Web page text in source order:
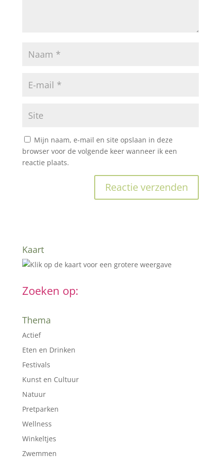
Mijn naam, e-mail en site opslaan in deze
browser voor de volgende keer wanneer ik een
reactie plaats.
Kaart
Zoeken op:
Thema
Actief
Eten en Drinken
Festivals
Kunst en Cultuur
Natuur
Pretparken
Wellness
Winkeltjes
Zwemmen